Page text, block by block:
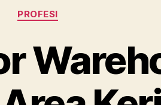
Categories
PROFESI